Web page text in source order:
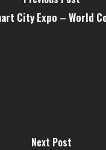
City Expo – World
Next Post